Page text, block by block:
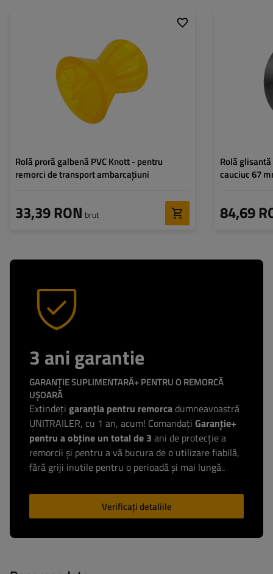
Rolă proră galbenă PVC Knott - pentru
remorci de transport ambarcațiuni
33,39 RON brut
94 mm
Diametru interior:
94 mm
Diametrul orificiilor de
14,5 mm
Rolă
cauciuc 67
84,69
3 ani garantie
GARANȚIE SUPLIMENTARĂ+ PENTRU O REMORCĂ
UȘOARĂ
Extindeți garanția pentru remorcadumneavoastră
UNITRAILER, cu 1 an, acum! Comandați Garanție+
pentru a obține un total de 3 ani de protecție a
remorcii și pentru a vă bucura de o utilizare fiabilă,
fără griji inutile pentru o perioadă și mai lungă..
Verificați detaliile